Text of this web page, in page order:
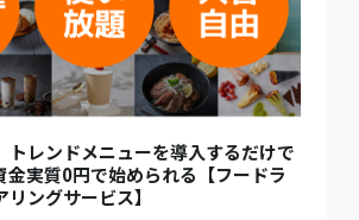
トレンドメニューを導入するだけで
金実質0円で始められる【フードラ
ングサービス】